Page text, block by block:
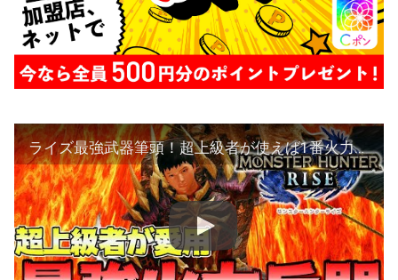
ライズ最強武器筆頭！超上級者が使えば1番火力が出る化け物武器【モンハンライズ】【MHRise:モンスターハンターライズ】雷神用弓